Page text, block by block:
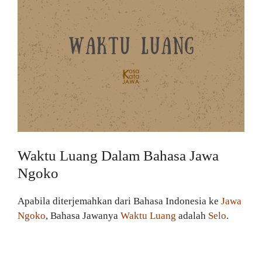
Waktu Luang Dalam Bahasa Jawa
Ngoko
Apabila diterjemahkan dari Bahasa Indonesia ke Jawa
Ngoko, Bahasa Jawanya Waktu Luang adalah Selo.